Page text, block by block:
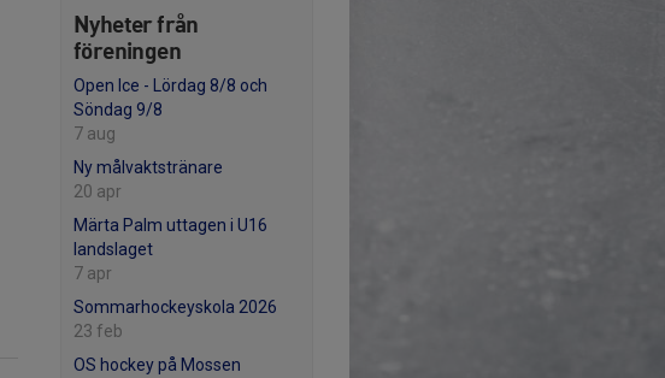
Nyheter från
föreningen
Open Ice - Lördag 8/8 och
Söndag 9/8
7 aug
Ny målvaktstränare
20 apr
Märta Palm uttagen i U16
landslaget
7 apr
Sommarhockeyskola 2026
23 feb
OS hockey på Mossen